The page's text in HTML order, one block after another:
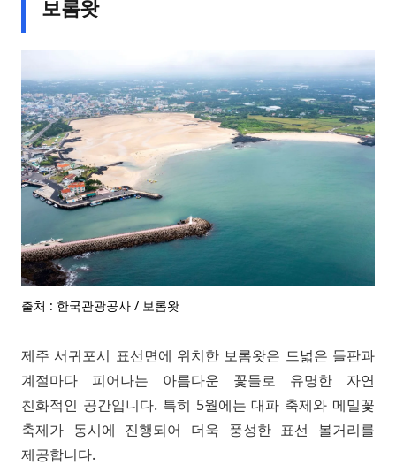
보롬왓
출처 : 한국관광공사 / 보롬왓
제주 서귀포시 표선면에 위치한 보롬왓은 드넓은 들판과
계절마다 피어나는 아름다운 꽃들로 유명한 자연
친화적인 공간입니다. 특히 5월에는 대파 축제와 메밀꽃
축제가 동시에 진행되어 더욱 풍성한 표선 볼거리를
제공합니다.